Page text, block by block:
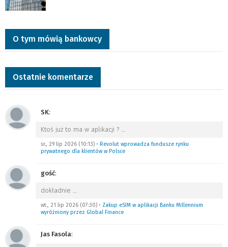
O tym mówią bankowcy
Ostatnie komentarze
SK:
Ktoś już to ma w aplikacji ? …
śr., 29 lip 2026 (10:13) • Revolut wprowadza fundusze rynku
prywatnego dla klientów w Polsce
gość:
dokładnie …
wt., 21 lip 2026 (07:30) • Zakup eSIM w aplikacji Banku Millennium
wyróżniony przez Global Finance
Jas Fasola: